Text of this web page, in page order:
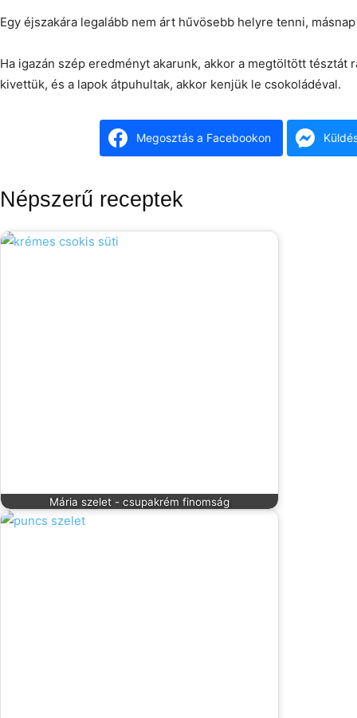
Egy éjszakára legalább nem árt hűvösebb helyre tenni,
Ha igazán szép eredményt akarunk, akkor a megtöltött tésztát
kivettük, és a lapok átpuhultak, akkor kenjük le csokoládéval.
Megosztás a Facebookon
Népszerű receptek
Mária szelet - csupakrém finomság